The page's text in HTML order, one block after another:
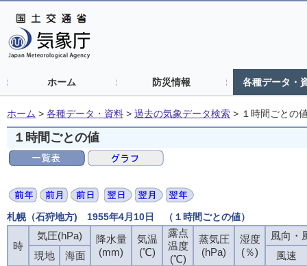
ホーム 防災情報 各種データ・
ホーム > 各種データ・資料 > 過去の気象データ検索 > １時間ごとの
１時間ごとの値
札幌（石狩地方) 1955年4月10日 （１時間ごとの値）
時
気圧(hPa)
降水量
(mm)
気温
(℃)
露点
温度
(℃)
蒸気圧
(hPa)
湿度
(％)
風向・
現地
海面
風速
時
気圧(hPa)
降水量
(mm)
気温
(℃)
露点
温度
(℃)
蒸気圧
(hPa)
湿度
(％)
風向・
現地
海面
風速
時
気圧(hPa)
降水量
(mm)
気温
(℃)
露点
温度
(℃)
蒸気圧
(hPa)
湿度
(％)
風向・
現地
海面
風速
時
気圧(hPa)
降水量
(mm)
気温
(℃)
露点
温度
(℃)
蒸気圧
(hPa)
湿度
(％)
風向・
現地
海面
風速